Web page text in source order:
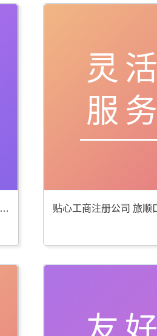
优质工商年检代办 旅顺口公司注册服务棒
灵活
服务